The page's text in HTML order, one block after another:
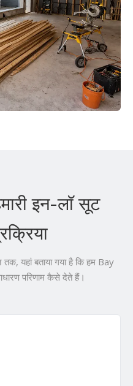
इन-लॉ सूट
यहां बताया गया है कि हम Bay
परिणाम कैसे देते हैं।